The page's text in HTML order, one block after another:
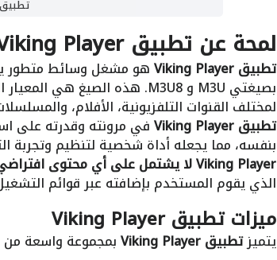
تطبيق Viking Player
لمحة عن تطبيق Viking Player
تطبيق Viking Player هو مشغل وسائط متطور
لمختلف القنوات التلفزيونية، الأفلام،
تطبيق Viking Player في مرونته وقدرته على
بنفسه، مما يجعله أداة شخصية لتنظيم وتجربة
Viking Player لا يشتمل على أي محتوى افتراضي أو قنوات مدمجة.
الذي يقوم المستخدم بإضافته عبر قوائم
ميزات تطبيق Viking Player
يتميزتطبيق Viking Player
بمجموعة واسعة من